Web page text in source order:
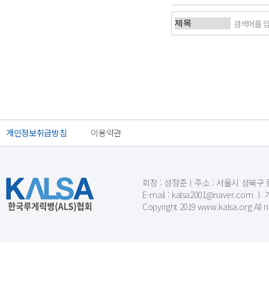
개인정보취급방침 이용약관
회장 : 성정준ㅣ주소 : 서울시 성북구
E-mail : kalsa2001@naver.com ㅣ
Copyright 2019 www.kalsa.org All